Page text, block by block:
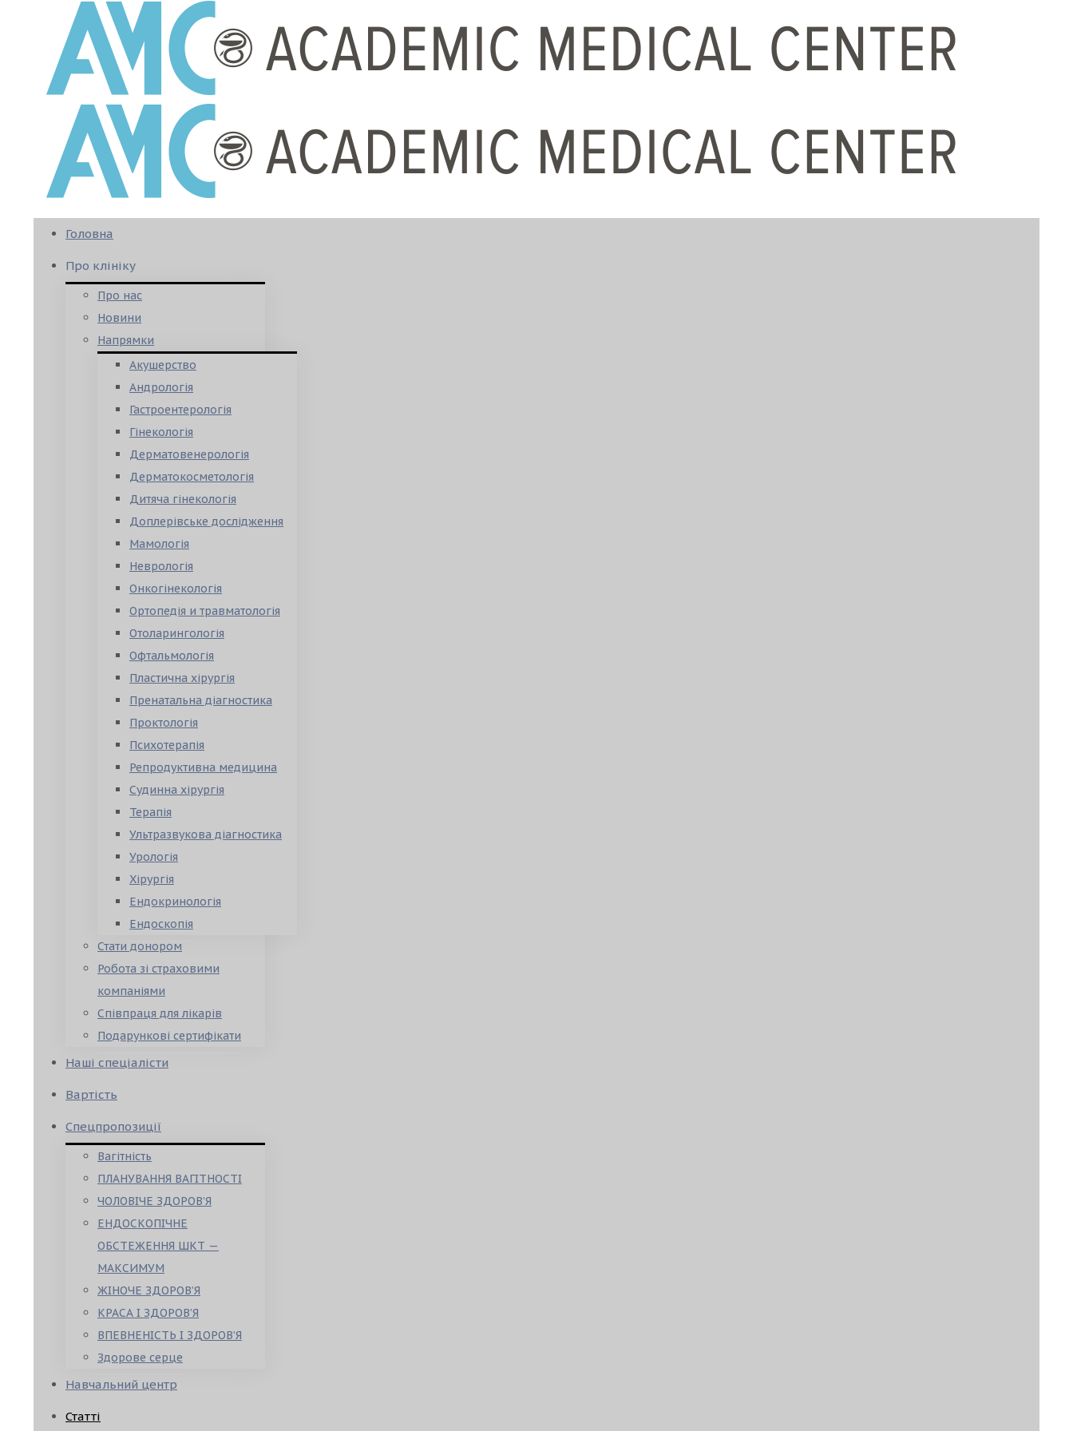
Головна
Про клініку
Про нас
Новини
Напрямки
Акушерство
Андрологія
Гастроентерологія
Гінекологія
Дерматовенерологія
Дерматокосметологія
Дитяча гінекологія
Доплерівське дослідження
Мамологія
Неврологія
Онкогінекологія
Ортопедія и травматологія
Отоларингологія
Офтальмологія
Пластична хірургія
Пренатальна діагностика
Проктологія
Психотерапія
Репродуктивна медицина
Судинна хірургія
Терапія
Ультразвукова діагностика
Урологія
Хірургія
Ендокринологія
Ендоскопія
Стати донором
Робота зі страховими
компаніями
Співпраця для лікарів
Подарункові сертифікати
Наші спеціалісти
Вартість
Спецпропозиції
Вагітність
ПЛАНУВАННЯ ВАГІТНОСТІ
ЧОЛОВІЧЕ ЗДОРОВ’Я
ЕНДОСКОПІЧНЕ
ОБСТЕЖЕННЯ ШКТ —
МАКСИМУМ
ЖІНОЧЕ ЗДОРОВ’Я
КРАСА І ЗДОРОВ’Я
ВПЕВНЕНІСТЬ І ЗДОРОВ’Я
Здорове серце
Навчальний центр
Статті